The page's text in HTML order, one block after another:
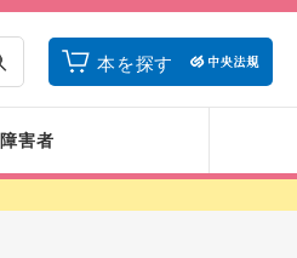
本を探す
障害者